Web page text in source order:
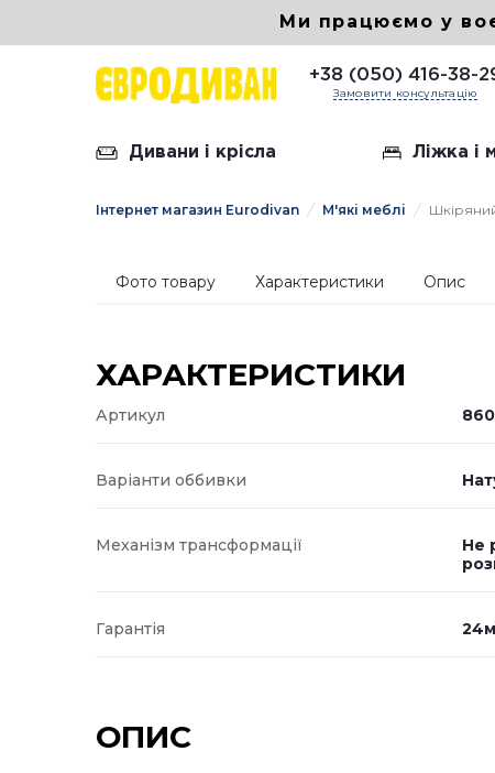
Ми працюємо у
+38 (050) 416-38-
Замовити консультацію
Дивани і крісла
Диван
Ліжка і
Інтернет магазин Eurodivan М'які меблі
Фото товару Характеристики Опис
ХАРАКТЕРИСТИКИ
Артикул
Варіанти оббивки
Механізм трансформації
Не
Гарантія
ОПИС